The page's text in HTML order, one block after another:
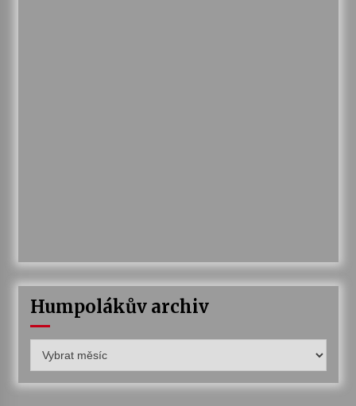
Humpolákův archiv
archiv